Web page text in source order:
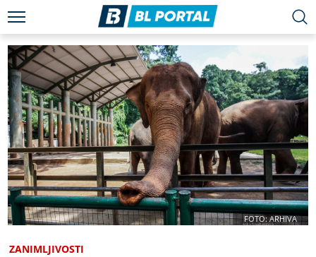
FOTO: ARHIVA
ZANIMLJIVOSTI